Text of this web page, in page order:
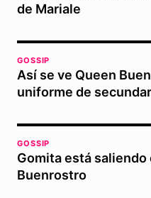
de Mariale
GOSSIP
Así se ve Queen
uniforme de
GOSSIP
Gomita está saliendo
Buenrostro